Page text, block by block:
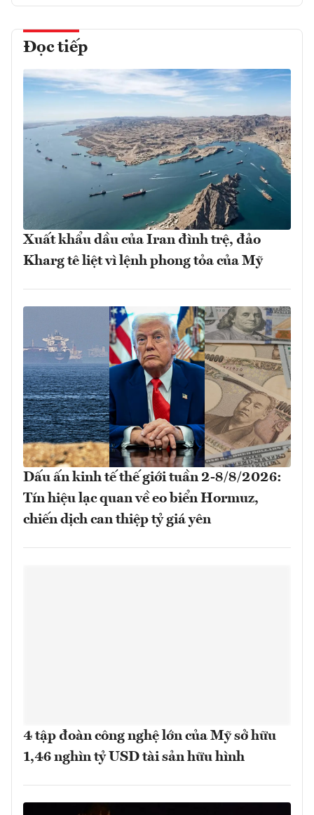
Đọc tiếp
Xuất khẩu dầu của Iran đình trệ, đảo
Kharg tê liệt vì lệnh phong tỏa của Mỹ
Dấu ấn kinh tế thế giới tuần 2-8/8/2026:
Tín hiệu lạc quan về eo biển Hormuz,
chiến dịch can thiệp tỷ giá yên
4 tập đoàn công nghệ lớn của Mỹ sở hữu
1,46 nghìn tỷ USD tài sản hữu hình